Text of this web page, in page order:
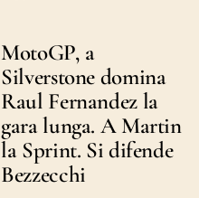
MotoGP, a
Silverstone domina
Raul Fernandez la
gara lunga. A Martin
la Sprint. Si difende
Bezzecchi